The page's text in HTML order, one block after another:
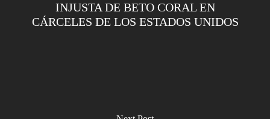
INJUSTA DE BETO CORAL EN
CÁRCELES DE LOS ESTADOS UNIDOS